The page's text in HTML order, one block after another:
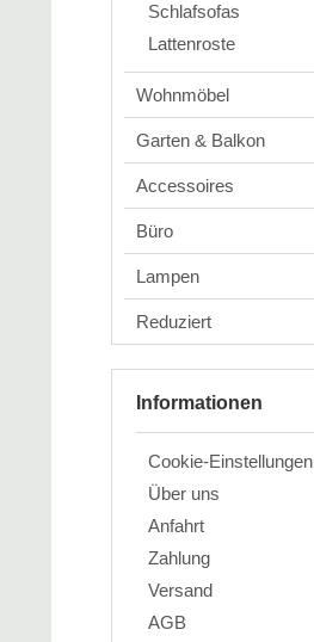
Schlafsofas
Lattenroste
Wohnmöbel
Garten & Balkon
Accessoires
Büro
Lampen
Reduziert
Informationen
Cookie-Einstellungen
Über uns
Anfahrt
Zahlung
Versand
AGB